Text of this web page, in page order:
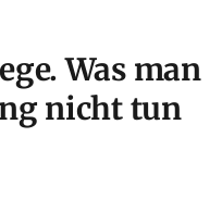
Was man
nicht tun